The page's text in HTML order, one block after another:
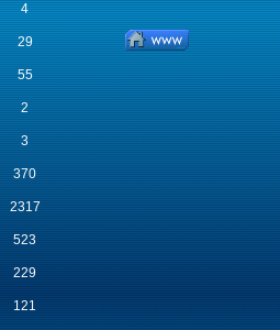
4
29
55
2
3
370
2317
523
229
121